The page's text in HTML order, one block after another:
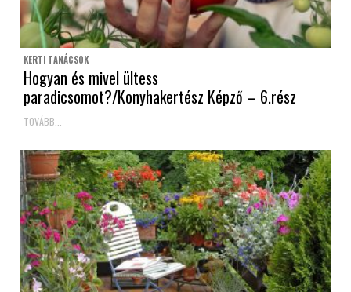
KERTI TANÁCSOK
Hogyan és mivel ültess
paradicsomot?/Konyhakertész Képző – 6.rész
TOVÁBB...